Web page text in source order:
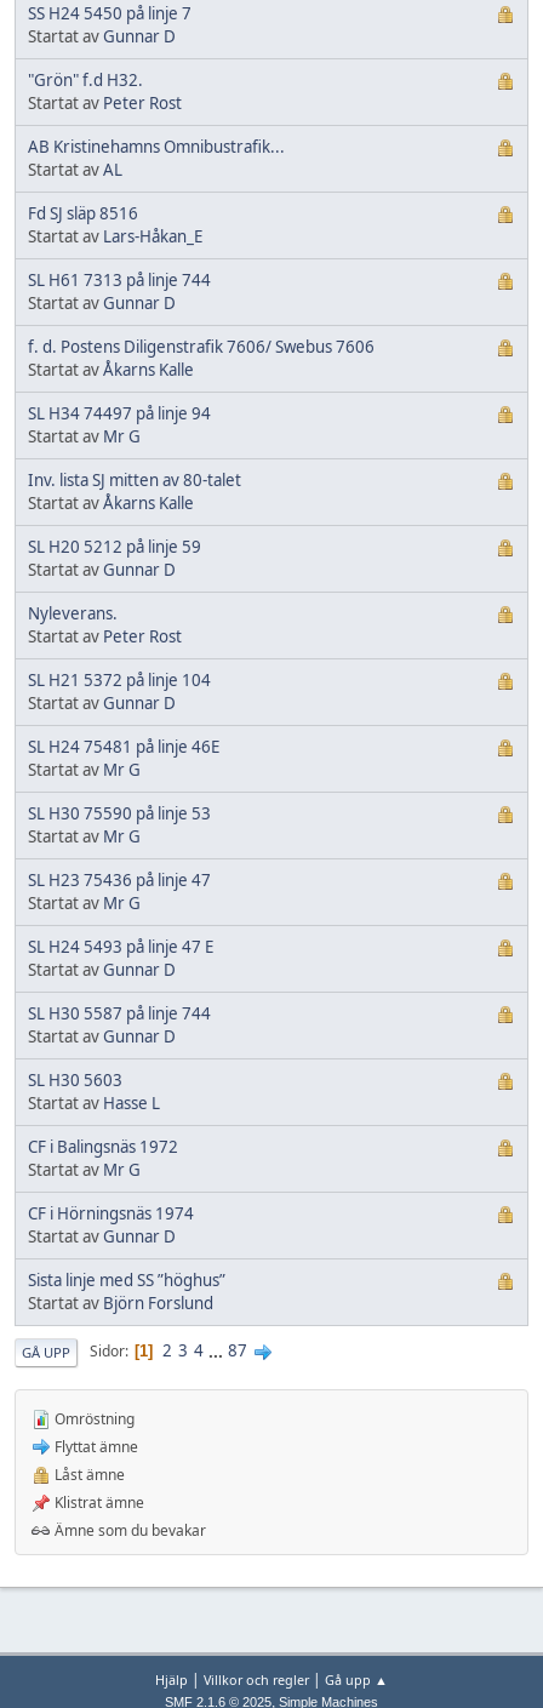
SS H24 5450 på linje 7
Startat avGunnar D
"Grön" f.d H32.
Startat av Peter Rost
AB Kristinehamns Omnibustrafik...
Startat avAL
Fd SJ släp 8516
Startat av Lars-Håkan_E
SL H61 7313 på linje 744
Startat avGunnar D
f. d. Postens Diligenstrafik 7606/ Swebus 7606
Startat avÅkarns Kalle
SL H34 74497 på linje 94
Startat av Mr G
Inv. lista SJ mitten av 80-talet
Startat avÅkarns Kalle
SL H20 5212 på linje 59
Startat avGunnar D
Nyleverans.
Startat av Peter Rost
SL H21 5372 på linje 104
Startat avGunnar D
SL H24 75481 på linje 46E
Startat av Mr G
SL H30 75590 på linje 53
Startat av Mr G
SL H23 75436 på linje 47
Startat av Mr G
SL H24 5493 på linje 47 E
Startat avGunnar D
SL H30 5587 på linje 744
Startat avGunnar D
SL H30 5603
Startat av Hasse L
CF i Balingsnäs 1972
Startat av Mr G
CF i Hörningsnäs 1974
Startat avGunnar D
Sista linje med SS ”höghus”
Startat av Björn Forslund
GÅ UPP Sidor 1 2 3 4 ... 87
Omröstning
Flyttat ämne
Låst ämne
Klistrat ämne
Ämne som du bevakar
Hjälp | Villkor och regler| Gå upp ▲
SMF 2.1.6 © 2025, Simple Machines